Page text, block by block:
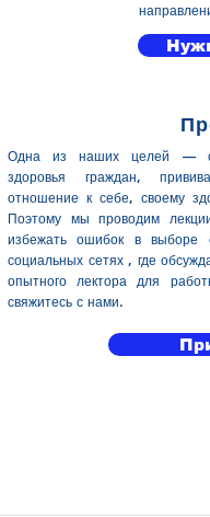
Одна из наших целей —
здоровья граждан,
отношение к себе, своему
Поэтому мы проводим
избежать ошибок в выборе
социальных сетях , где
опытного лектора для
свяжитесь с нами.